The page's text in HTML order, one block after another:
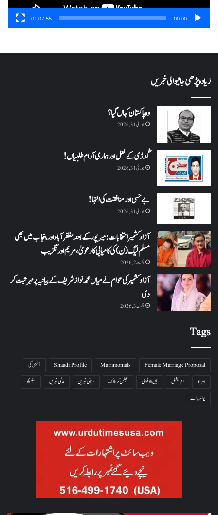
00:00
01:07:55
زیادہ پڑھی جانیوالی خبریں
وہ پاکستان کہاں گیا؟
جولائی 31, 2026
گُدڑی کے لعل اور ہماری آرام طلبیاں!
جولائی 31, 2026
بے حسی اور منافقت کی انتہا !
جولائی 31, 2026
آزاد کشمیر انتخابات: میرپور کے بعد مظفرآباد اور پنجاب میں بھی
مسلم لیگ (ن) کی کامیابی کا دعویٰ، مریم اورنگزیب
اگست 2, 2026
آزاد کشمیر کی عوام نے میاں محمد نواز شریف کے بیانیہ پر مہر ثبت کر
دی
اگست 3, 2026
Tags
Female Marriage Proposal
Matrimonials
Shaadi Profile
آتشزدگی
امریکا
انٹرنیشنل بین الاقوامی جھلس کر ہلاک دنیا کی خبریں عالمی خبریں
میکسیکو
یو ایس اے